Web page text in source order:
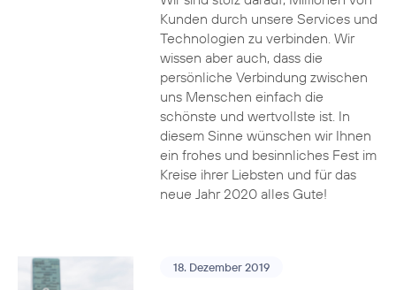
Kunden durch unsere Services und
Technologien zu verbinden. Wir
wissen aber auch, dass die
persönliche Verbindung zwischen
uns Menschen einfach die
schönste und wertvollste ist. In
diesem Sinne wünschen wir Ihnen
ein frohes und besinnliches Fest im
Kreise ihrer Liebsten und für das
neue Jahr 2020 alles Gute!
18. Dezember 2019